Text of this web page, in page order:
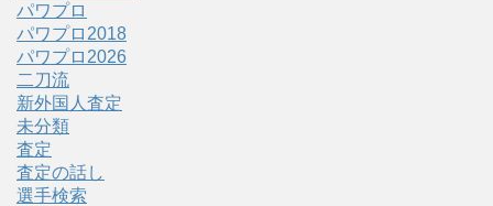
パワプロ
パワプロ2018
パワプロ2026
二刀流
新外国人査定
未分類
査定
査定の話し
選手検索